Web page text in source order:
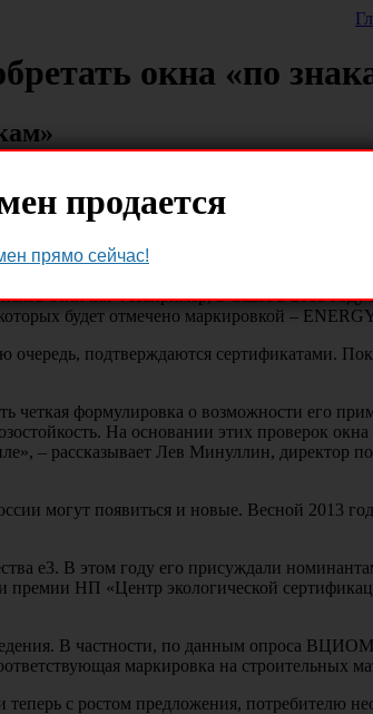
окна «по
нанесение маркировки CE на ряд
среды.
многих товаров, в том числе, и окон.
отличия». Например, в США в 2013
будет отмечено маркировкой –
подтверждаются сертификатами.
четкая формулировка о возможности его
На основании этих проверок
– рассказывает Лев Минуллин, директор
могут появиться и новые. Весной 2013
e3. В этом году его присуждали
премии НП «Центр экологической
В частности, по данным опроса
маркировка на строительных
с ростом предложения, потребителю
продается
прямо сейчас!